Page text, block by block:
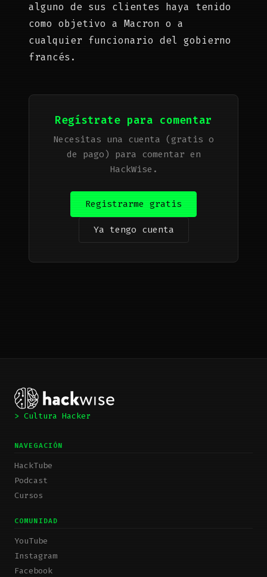
alguno de sus clientes haya tenido
como objetivo a Macron o a
cualquier funcionario del gobierno
francés.
Regístrate para comentar
Necesitas una cuenta (gratis o
de pago) para comentar en
HackWise.
Registrarme gratis
Ya tengo cuenta
> Cultura Hacker
NAVEGACIÓN
HackTube
Podcast
Cursos
COMUNIDAD
YouTube
Instagram
Facebook